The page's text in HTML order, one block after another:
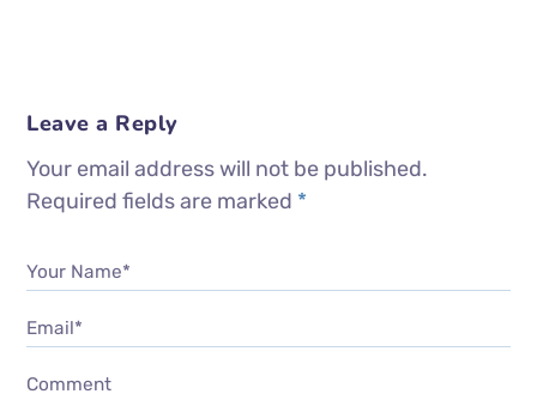
Leave a Reply
Your email address will not be published.
Required fields are marked *
Your Name*
Email*
Comment